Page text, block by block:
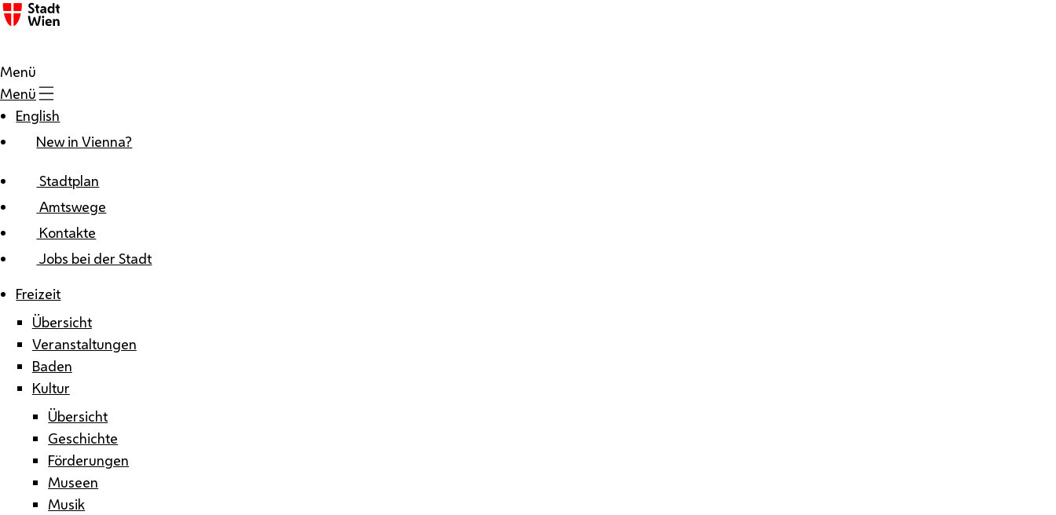
Zum Inhalt
Menü
Menü
English
New in Vienna?
Stadtplan
Amtswege
Kontakte
Jobs bei der Stadt
Freizeit
Übersicht
Veranstaltungen
Baden
Kultur
Übersicht
Geschichte
Förderungen
Museen
Musik